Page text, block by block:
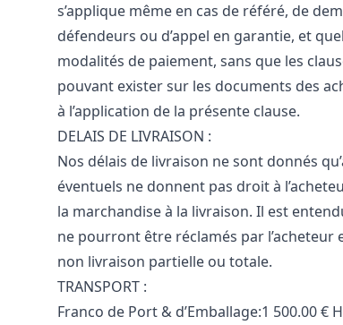
s’applique même en cas de référé, de
défendeurs ou d’appel en garantie, et
modalités de paiement, sans que les
pouvant exister sur les documents des
à l’application de la présente clause.
DELAIS DE LIVRAISON :
Nos délais de livraison ne sont donnés
éventuels ne donnent pas droit à
la marchandise à la livraison. Il est
ne pourront être réclamés par l’acheteur
non livraison partielle ou totale.
TRANSPORT :
Franco de Port & d’Emballage:1 500.00 €